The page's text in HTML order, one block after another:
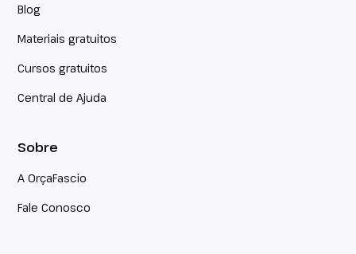
Blog
Materiais gratuitos
Cursos gratuitos
Central de Ajuda
Sobre
A OrçaFascio
Fale Conosco